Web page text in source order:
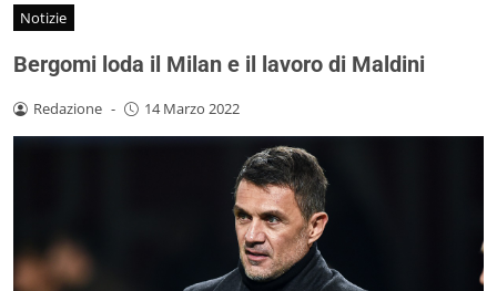
Notizie
Bergomi loda il Milan e il lavoro di Maldini
Redazione - 14 Marzo 2022